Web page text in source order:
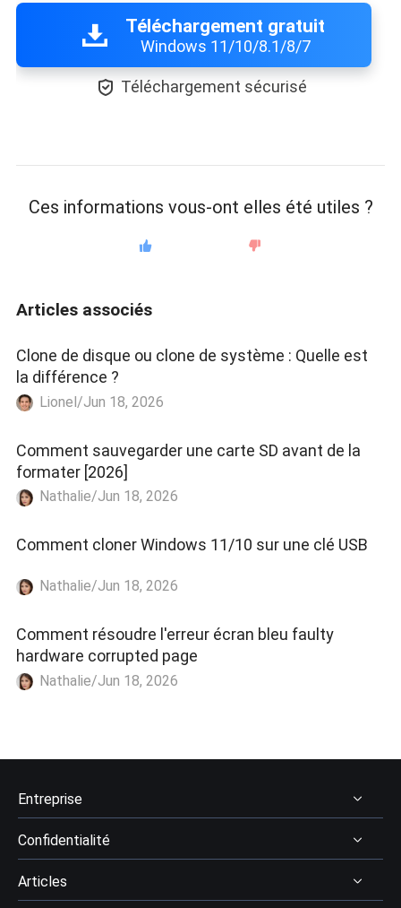
Téléchargement gratuit
Windows 11/10/8.1/8/7
 Téléchargement sécurisé
Ces informations vous-ont elles été utiles ?
Articles associés
Clone de disque ou clone de système : Quelle est
la différence ?
Lionel/Jun 18, 2026
Comment sauvegarder une carte SD avant de la
formater [2026]
Nathalie/Jun 18, 2026
Comment cloner Windows 11/10 sur une clé USB
Nathalie/Jun 18, 2026
Comment résoudre l'erreur écran bleu faulty
hardware corrupted page
Nathalie/Jun 18, 2026
Entreprise
À Propos
Avis & récompenses
Confidentialité
Désinstaller
Articles